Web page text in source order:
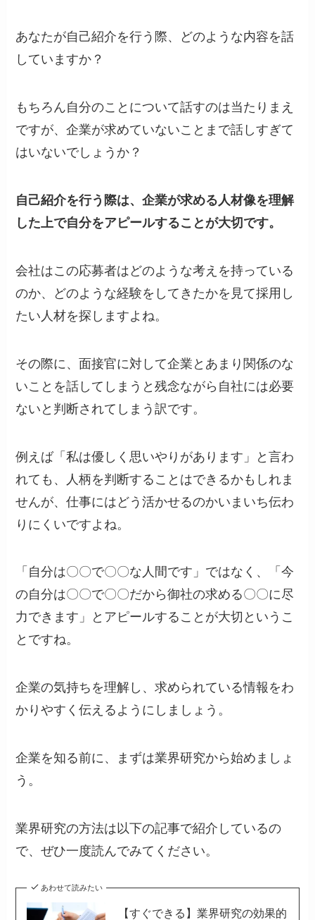
あなたが自己紹介を行う際、どのような内容を話
していますか？
もちろん自分のことについて話すのは当たりまえ
ですが、企業が求めていないことまで話しすぎて
はいないでしょうか？
自己紹介を行う際は、企業が求める人材像を理解
した上で自分をアピールすることが大切です。
会社はこの応募者はどのような考えを持っている
のか、どのような経験をしてきたかを見て採用し
たい人材を探しますよね。
その際に、面接官に対して企業とあまり関係のな
いことを話してしまうと残念ながら自社には必要
ないと判断されてしまう訳です。
例えば「私は優しく思いやりがあります」と言わ
れても、人柄を判断することはできるかもしれま
せんが、仕事にはどう活かせるのかいまいち伝わ
りにくいですよね。
「自分は〇〇で〇〇な人間です」ではなく、「今
の自分は〇〇で〇〇だから御社の求める〇〇に尽
力できます」とアピールすることが大切というこ
とですね。
企業の気持ちを理解し、求められている情報をわ
かりやすく伝えるようにしましょう。
企業を知る前に、まずは業界研究から始めましょ
う。
業界研究の方法は以下の記事で紹介しているの
で、ぜひ一度読んでみてください。
あわせて読みたい
【すぐできる】業界研究の効果的